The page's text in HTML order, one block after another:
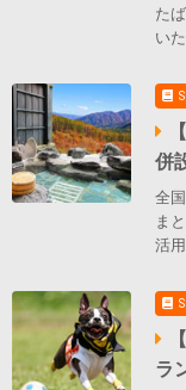
た
い
併
全
ま
活
ラ